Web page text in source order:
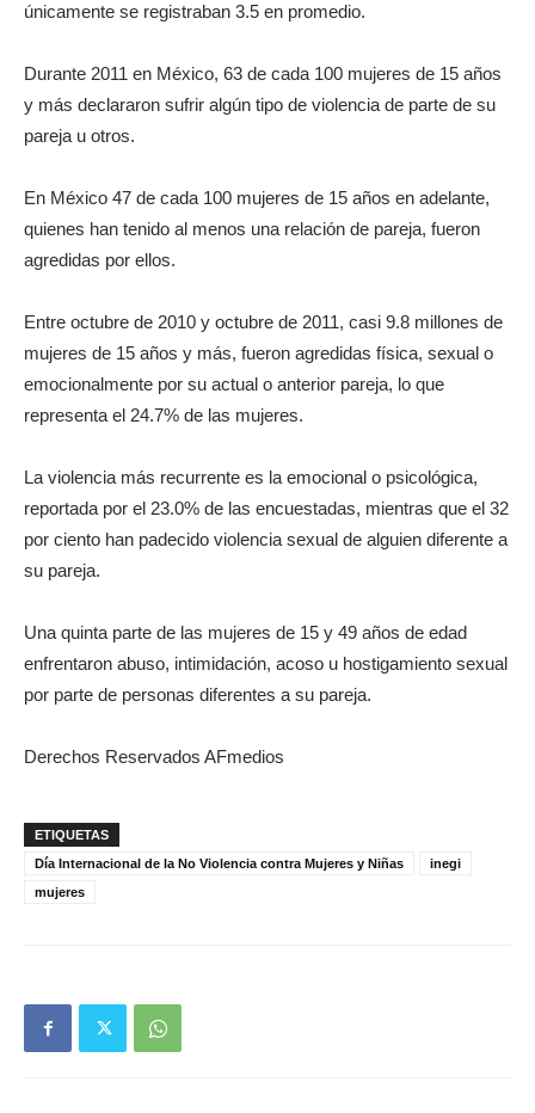
únicamente se registraban 3.5 en promedio.
Durante 2011 en México, 63 de cada 100 mujeres de 15 años
y más declararon sufrir algún tipo de violencia de parte de su
pareja u otros.
En México 47 de cada 100 mujeres de 15 años en adelante,
quienes han tenido al menos una relación de pareja, fueron
agredidas por ellos.
Entre octubre de 2010 y octubre de 2011, casi 9.8 millones de
mujeres de 15 años y más, fueron agredidas física, sexual o
emocionalmente por su actual o anterior pareja, lo que
representa el 24.7% de las mujeres.
La violencia más recurrente es la emocional o psicológica,
reportada por el 23.0% de las encuestadas, mientras que el 32
por ciento han padecido violencia sexual de alguien diferente a
su pareja.
Una quinta parte de las mujeres de 15 y 49 años de edad
enfrentaron abuso, intimidación, acoso u hostigamiento sexual
por parte de personas diferentes a su pareja.
Derechos Reservados AFmedios
ETIQUETAS
Día Internacional de la No Violencia contra Mujeres y Niñas
inegi
mujeres